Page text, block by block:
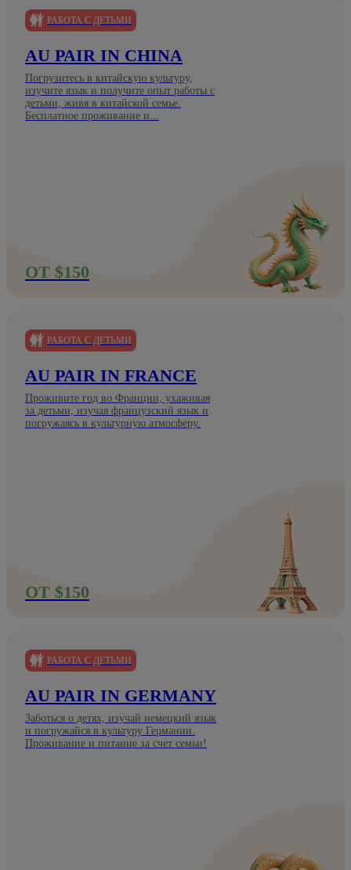
РАБОТА С ДЕТЬМИ
AU PAIR IN CHINA
Погрузитесь в китайскую культуру,
изучите язык и получите опыт работы с
детьми, живя в китайской семье.
Бесплатное проживание и...
ОТ $150
РАБОТА С ДЕТЬМИ
AU PAIR IN FRANCE
Проживите год во Франции, ухаживая
за детьми, изучая французский язык и
погружаясь в культурную атмосферу.
ОТ $150
РАБОТА С ДЕТЬМИ
AU PAIR IN GERMANY
Заботься о детях, изучай немецкий язык
и погружайся в культуру Германии.
Проживание и питание за счет семьи!